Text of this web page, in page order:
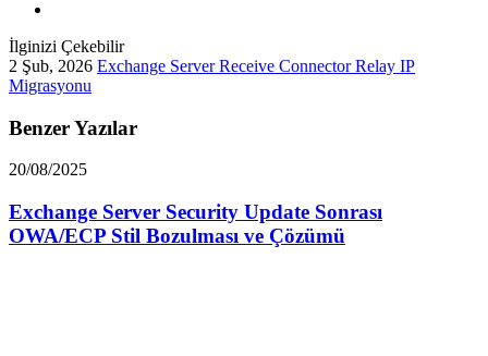
İlginizi Çekebilir
2 Şub, 2026 Exchange Server Receive Connector Relay IP
Migrasyonu
Benzer Yazılar
20/08/2025
Exchange Server Security Update Sonrası
OWA/ECP Stil Bozulması ve Çözümü